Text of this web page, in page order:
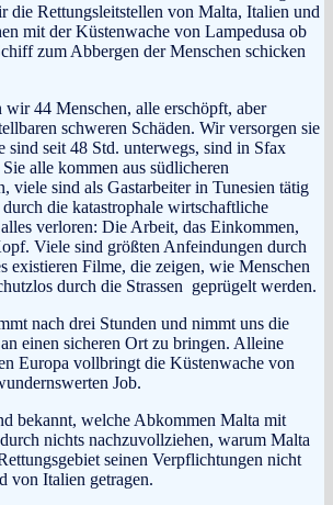
die Rettungsleitstellen von Malta, Italien und
mit der Küstenwache von Lampedusa ob
zum Abbergen der Menschen schicken
wir 44 Menschen, alle erschöpft, aber
schweren Schäden. Wir versorgen sie
sind seit 48 Std. unterwegs, sind in Sfax
alle kommen aus südlicheren
viele sind als Gastarbeiter in Tunesien tätig
die katastrophale wirtschaftliche
verloren: Die Arbeit, das Einkommen,
Viele sind größten Anfeindungen durch
existieren Filme, die zeigen, wie Menschen
durch die Strassen geprügelt werden.
nach drei Stunden und nimmt uns die
einen sicheren Ort zu bringen. Alleine
Europa vollbringt die Küstenwache von
Job.
bekannt, welche Abkommen Malta mit
nichts nachzuvollziehen, warum Malta
seinen Verpflichtungen nicht
von Italien getragen.